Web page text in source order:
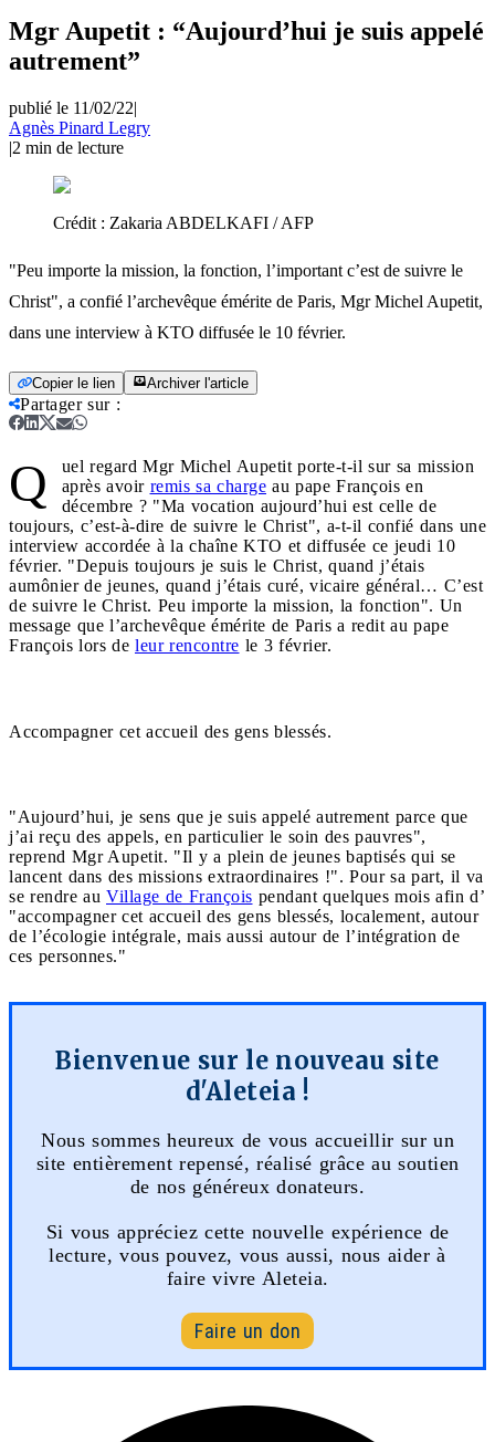
Mgr Aupetit : “Aujourd’hui je suis appelé
autrement”
publié le 11/02/22|
Agnès Pinard Legry
|2 min de lecture
Crédit : Zakaria ABDELKAFI / AFP
"Peu importe la mission, la fonction, l’important c’est de suivre le
Christ", a confié l’archevêque émérite de Paris, Mgr Michel Aupetit,
dans une interview à KTO diffusée le 10 février.
Copier le lien Archiver l'article
Partager sur:
Q
uel regard Mgr Michel Aupetit porte-t-il sur sa mission
après avoir remis sa charge au pape François en
décembre ? "Ma vocation aujourd’hui est celle de
toujours, c’est-à-dire de suivre le Christ", a-t-il confié dans une
interview accordée à la chaîne KTO et diffusée ce jeudi 10
février. "Depuis toujours je suis le Christ, quand j’étais
aumônier de jeunes, quand j’étais curé, vicaire général… C’est
de suivre le Christ. Peu importe la mission, la fonction". Un
message que l’archevêque émérite de Paris a redit au pape
François lors de leur rencontre le 3 février.
Accompagner cet accueil des gens blessés.
"Aujourd’hui, je sens que je suis appelé autrement parce que
j’ai reçu des appels, en particulier le soin des pauvres",
reprend Mgr Aupetit. "Il y a plein de jeunes baptisés qui se
lancent dans des missions extraordinaires !". Pour sa part, il va
se rendre au Village de François pendant quelques mois afin d’
"accompagner cet accueil des gens blessés, localement, autour
de l’écologie intégrale, mais aussi autour de l’intégration de
ces personnes."
Bienvenue sur le nouveau site
d'Aleteia !
Nous sommes heureux de vous accueillir sur un
site entièrement repensé, réalisé grâce au soutien
de nos généreux donateurs.
Si vous appréciez cette nouvelle expérience de
lecture, vous pouvez, vous aussi, nous aider à
faire vivre Aleteia.
Faire un don